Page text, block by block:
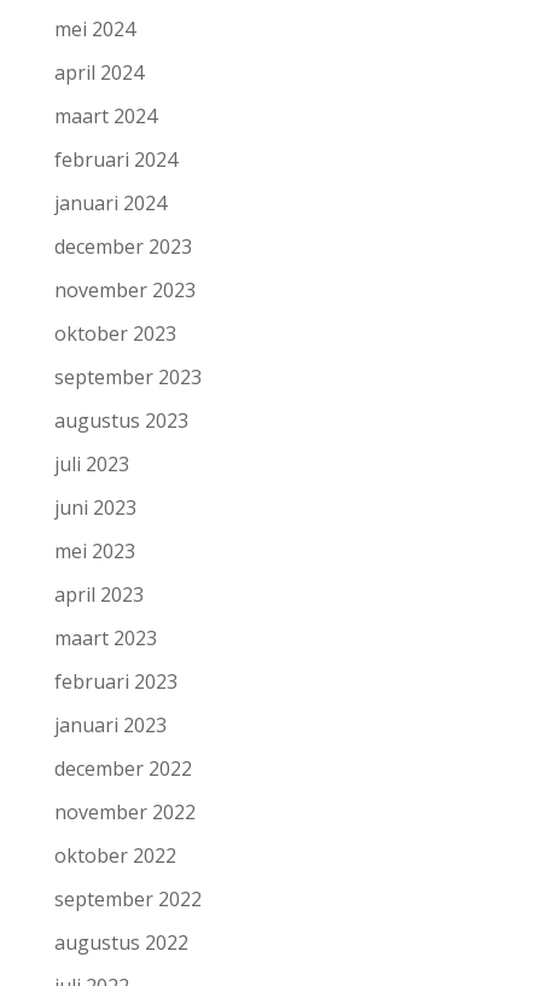
mei 2024
april 2024
maart 2024
februari 2024
januari 2024
december 2023
november 2023
oktober 2023
september 2023
augustus 2023
juli 2023
juni 2023
mei 2023
april 2023
maart 2023
februari 2023
januari 2023
december 2022
november 2022
oktober 2022
september 2022
augustus 2022